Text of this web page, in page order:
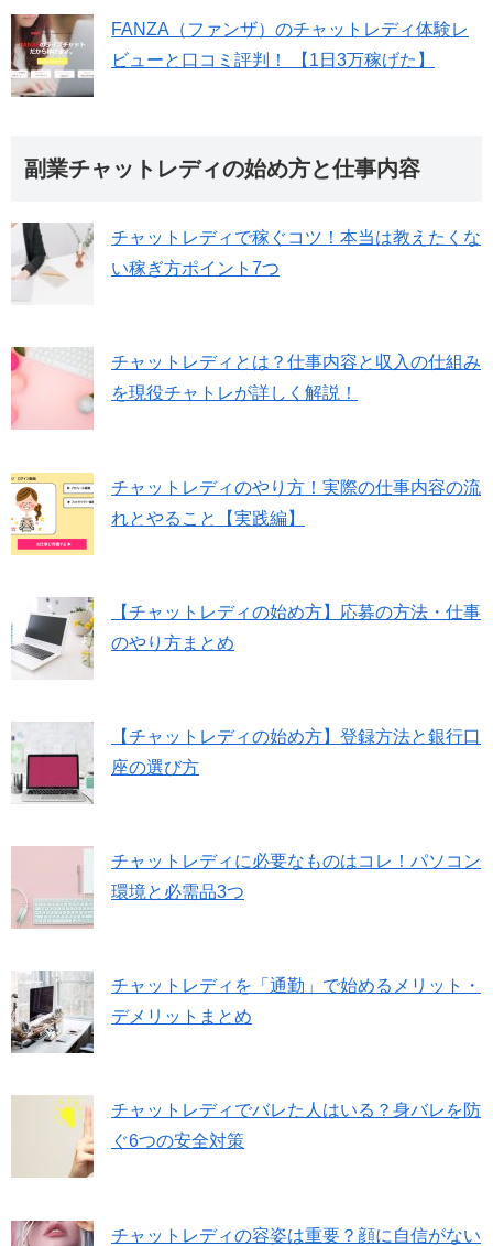
FANZA（ファンザ）のチャットレディ体験レ
ビューと口コミ評判！ 【1日3万稼げた】
副業チャットレディの始め方と仕事内容
チャットレディで稼ぐコツ！本当は教えたくな
い稼ぎ方ポイント7つ
チャットレディとは？仕事内容と収入の仕組み
を現役チャトレが詳しく解説！
チャットレディのやり方！実際の仕事内容の流
れとやること【実践編】
【チャットレディの始め方】応募の方法・仕事
のやり方まとめ
【チャットレディの始め方】登録方法と銀行口
座の選び方
チャットレディに必要なものはコレ！パソコン
環境と必需品3つ
チャットレディを「通勤」で始めるメリット・
デメリットまとめ
チャットレディでバレた人はいる？身バレを防
ぐ6つの安全対策
チャットレディの容姿は重要？顔に自信がない